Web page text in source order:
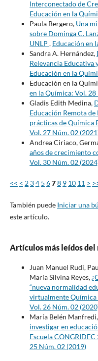
Interconectado de
Educación en la
Paula Bergero, Una
sobre Dominga C.
UNLP , Educación en
Sandra A. Hernández,
Relevancia Educativa
Educación en la
Educación en la
en la Química: Vol.
Gladis Edith Medina,
Educación Remota
prácticas de Química
Vol. 27 Núm. 02
Andrea Ciriaco,
años de crecimiento
Vol. 30 Núm. 02
<< < 2 34 5 678 9 10 11 >
También puede Iniciar una
este artículo.
Artículos más leídos del
Juan Manuel Rudi,
María Silvina Reyes,
“nueva normalidad
virtualmente Química
Vol. 26 Núm. 02
María Belén
investigar en
Escuela CONGRIDEC
25 Núm. 02 (2019)